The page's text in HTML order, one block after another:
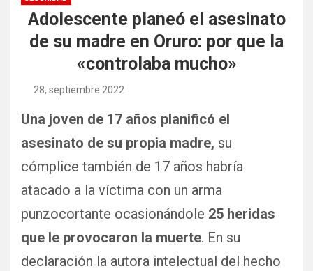
Adolescente planeó el asesinato
de su madre en Oruro: por que la
«controlaba mucho»
28, septiembre 2022
Una joven de 17 años planificó el
asesinato de su propia madre, su
cómplice también de 17 años habría
atacado a la víctima con un arma
punzocortante ocasionándole 25 heridas
que le provocaron la muerte. En su
declaración la autora intelectual del hecho